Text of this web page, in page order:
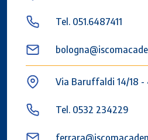
Tel. 051.6487411
Via Baruffaldi 14/18 -
Tel. 0532 234229